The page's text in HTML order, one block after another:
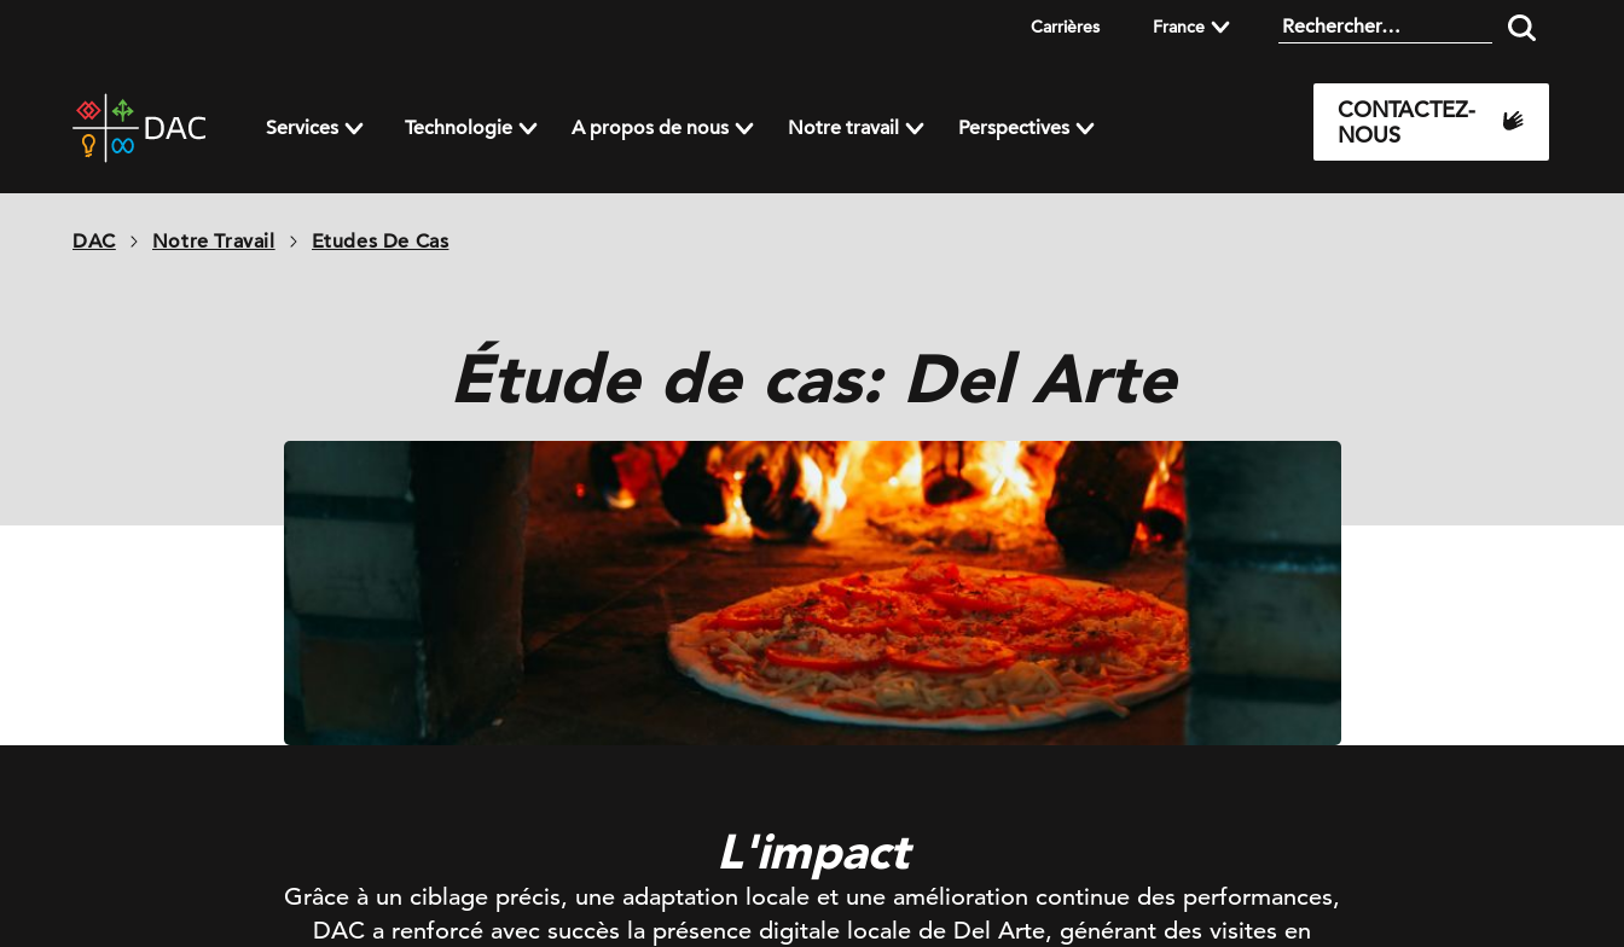
Carrières France
home
page
Services Technologie A propos de nous Notre travail Perspectives
CONTACTEZ-
NOUS
DAC Notre Travail Etudes De Cas
Étude de cas: Del Arte
L'impact
Grâce à un ciblage précis, une adaptation locale et une amélioration continue des performances,
DAC a renforcé avec succès la présence digitale locale de Del Arte, générant des visites en